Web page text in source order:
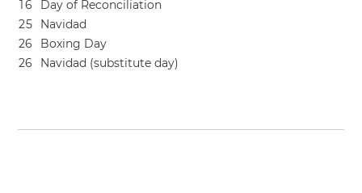
16
Day of Reconciliation
25
Navidad
26
Boxing Day
26 Navidad (substitute day)